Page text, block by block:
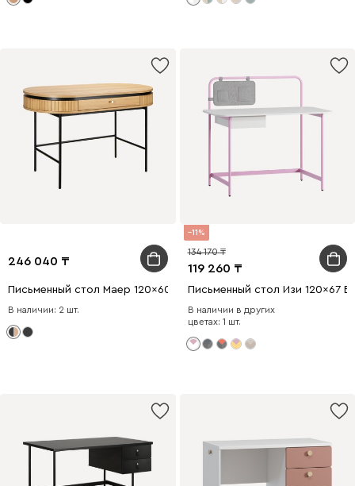
246 040
Письменный стол Маер 120x60 Древесный натуральный
В наличии: 2 шт.
11
119 260
134 170
Письменный стол Изи 120x67
В наличии в других
цветах: 1 шт.